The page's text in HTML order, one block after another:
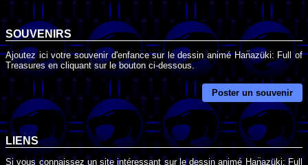
SOUVENIRS
Ajoutez ici votre souvenir d'enfance sur le dessin animé Han̈azüki: Full of
Treasures en cliquant sur le bouton ci-dessous.
Poster un souvenir
LIENS
Si vous connaissez un site intéressant sur le dessin animé Han̈azüki: Full